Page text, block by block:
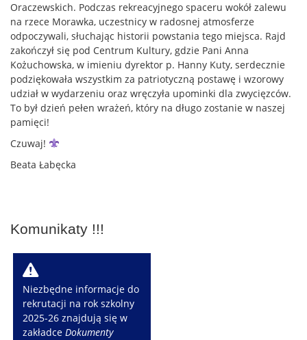
Oraczewskich. Podczas rekreacyjnego spaceru wokół zalewu
na rzece Morawka, uczestnicy w radosnej atmosferze
odpoczywali, słuchając historii powstania tego miejsca. Rajd
zakończył się pod Centrum Kultury, gdzie Pani Anna
Kożuchowska, w imieniu dyrektor p. Hanny Kuty, serdecznie
podziękowała wszystkim za patriotyczną postawę i wzorowy
udział w wydarzeniu oraz wręczyła upominki dla zwycięzców.
To był dzień pełen wrażeń, który na długo zostanie w naszej
pamięci!
Czuwaj!
Beata Łabęcka
Komunikaty !!!
W
Niezbędne informacje do
rekrutacji na rok szkolny
2025-26 znajdują się w
zakładceDokumenty